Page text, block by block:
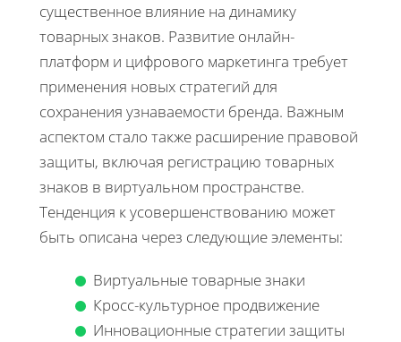
существенное влияние на динамику
товарных знаков. Развитие онлайн-
платформ и цифрового маркетинга требует
применения новых стратегий для
сохранения узнаваемости бренда. Важным
аспектом стало также расширение правовой
защиты, включая регистрацию товарных
знаков в виртуальном пространстве.
Тенденция к усовершенствованию может
быть описана через следующие элементы:
Виртуальные товарные знаки
Кросс-культурное продвижение
Инновационные стратегии защиты